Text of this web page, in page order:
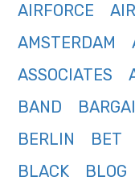
AIRFORCE
AMSTERDAM
ASSOCIATES
BAND
BERLIN
BET
BLACK
BLOG